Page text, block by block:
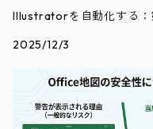
Illustratorを自動化する：
2025/12/3